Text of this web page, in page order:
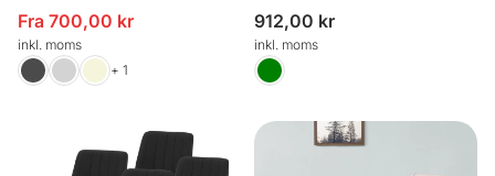
Udsalgspris
Fra 700,00 kr
inkl. moms
+ 1
Normalpris
912,00 kr
inkl. moms